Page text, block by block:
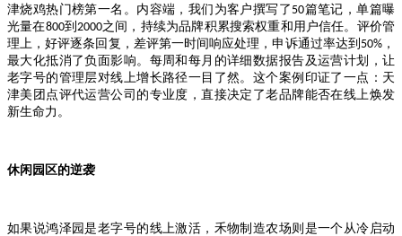
津烧鸡热门榜第一名。内容端，我们为客户撰写了 50篇笔记，单篇曝
光量在800到 2000之间，持续为品牌积累搜索权重和用户信任。评价管
理上，好评逐条回复，差评第一时间响应处理，申诉通过率达到 50%，
最大化抵消了负面影响。每周和每月的详细数据报告及运营计划，让
老字号的管理层对线上增长路径一目了然。这个案例印证了一点：天
津美团点评代运营公司的专业度，直接决定了老品牌能否在线上焕发
新生命力。
休闲园区的逆袭
如果说鸿泽园是老字号的线上激活，禾物制造农场则是一个从冷启动